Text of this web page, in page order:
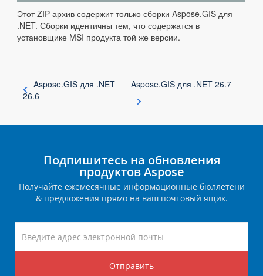
Этот ZIP-архив содержит только сборки Aspose.GIS для
.NET. Сборки идентичны тем, что содержатся в
установщике MSI продукта той же версии.
Aspose.GIS для .NET
26.6
Aspose.GIS для .NET 26.7
Подпишитесь на обновления
продуктов Aspose
Получайте ежемесячные информационные бюллетени
& предложения прямо на ваш почтовый ящик.
Отправить